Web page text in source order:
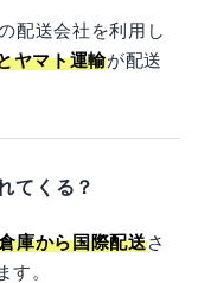
配送会社を利用し
ヤマト運輸が配送
てくる？
庫から国際配送さ
す。